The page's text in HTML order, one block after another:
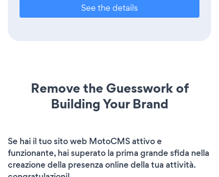
See the details
Remove the Guesswork of
Building Your Brand
Se hai il tuo sito web MotoCMS attivo e
funzionante, hai superato la prima grande sfida nella
creazione della presenza online della tua attività.